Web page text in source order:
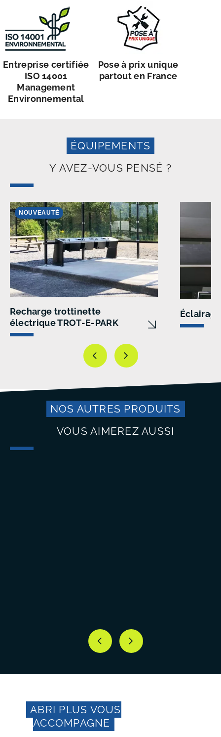
Entreprise certifiée
ISO 14001
Management
Environnemental
Pose à prix unique
partout en France
ÉQUIPEMENTS
Y AVEZ-VOUS PENSÉ ?
Recharge trottinette
électrique TROT-E-PARK
NOUVEAUTÉ
Éclairage
NOS AUTRES PRODUITS
VOUS AIMEREZ AUSSI
ABRI PLUS VOUS
ACCOMPAGNE